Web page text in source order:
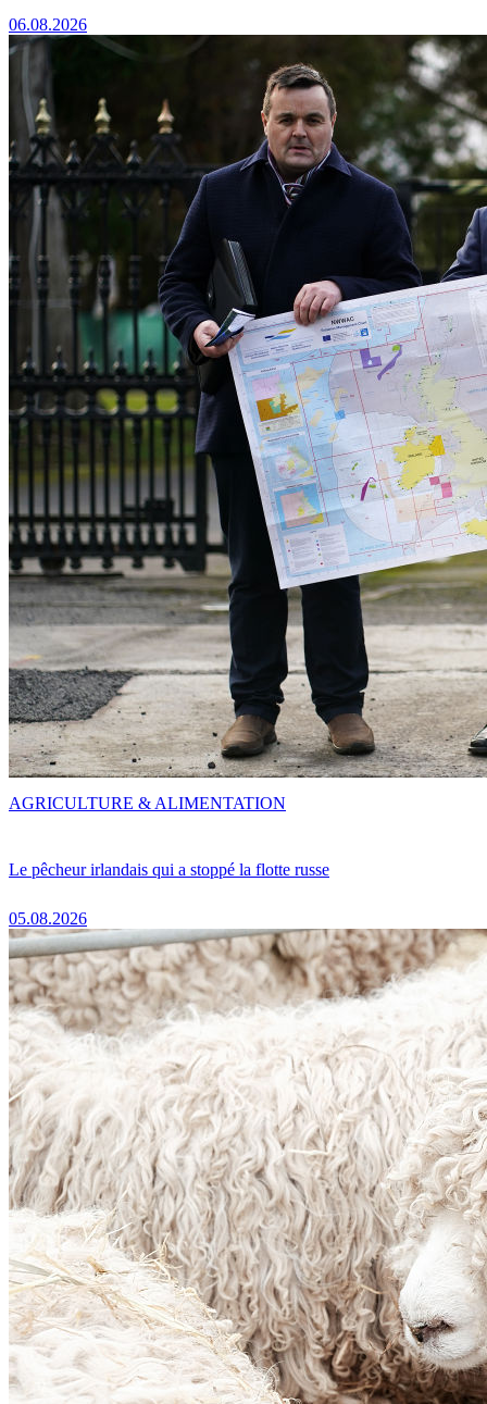
06.08.2026
Le pêcheur irlandais qui a stoppé la flotte russe
05.08.2026
AGRICULTURE & ALIMENTATION